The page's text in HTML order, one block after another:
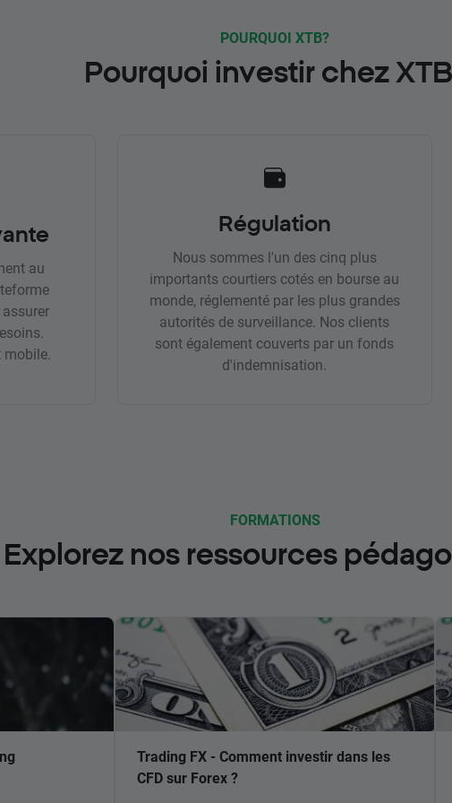
POURQUOI XTB?
Pourquoi investir chez
au
mobile.
Régulation
Nous sommes l'un des cinq plus
importants courtiers cotés en bourse au
monde, réglementé par les plus grandes
autorités de surveillance. Nos clients
sont également couverts par un fonds
d'indemnisation.
FORMATIONS
Explorez nos ressources
Trading FX - Comment investir dans les
CFD sur Forex ?